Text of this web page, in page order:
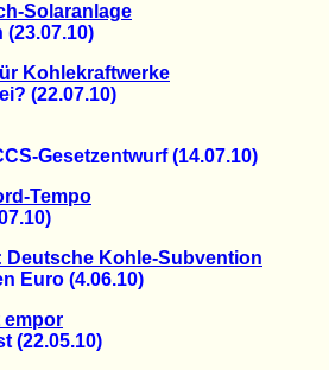
Solaranlage
Kohlekraftwerke
(22.07.10)
Gesetzentwurf (14.07.10)
Tempo
Deutsche Kohle-Subvention
Euro (4.06.10)
empor
(22.05.10)